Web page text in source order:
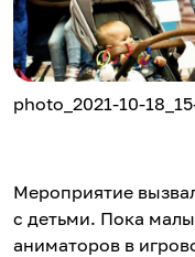
photo_2021-10-
Мероприятие
с детьми. Пока
аниматоров в